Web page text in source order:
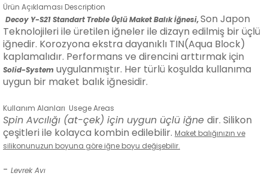
Ürün Açıklaması Description
Decoy Y-S21 Standart Treble Üçlü Maket Balık İğnesi,Son Japon
Teknolojileri ile üretilen iğneler ile dizayn edilmiş bir üçlü
iğnedir. Korozyona ekstra dayanıklı TIN(Aqua Block)
kaplamalıdır. Performans ve direncini arttırmak için
Solid-System uygulanmıştır. Her türlü koşulda kullanıma
uygun bir maket balık iğnesidir.
Kullanım Alanları Usege Areas
Spin Avcılığı (at-çek) için uygun üçlü iğne dir. Silikon
çeşitleri ile kolayca kombin edilebilir. Maket balığınızın ve
silikonunuzun boyuna göre iğne boyu değişebilir.
- Levrek Avı